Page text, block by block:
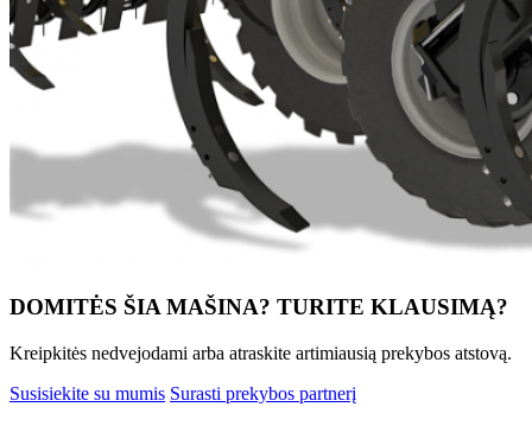
DOMITĖS ŠIA MAŠINA? TURITE KLAUSIMĄ?
Kreipkitės nedvejodami arba atraskite artimiausią prekybos atstovą.
Susisiekite su mumis Surasti prekybos partnerį